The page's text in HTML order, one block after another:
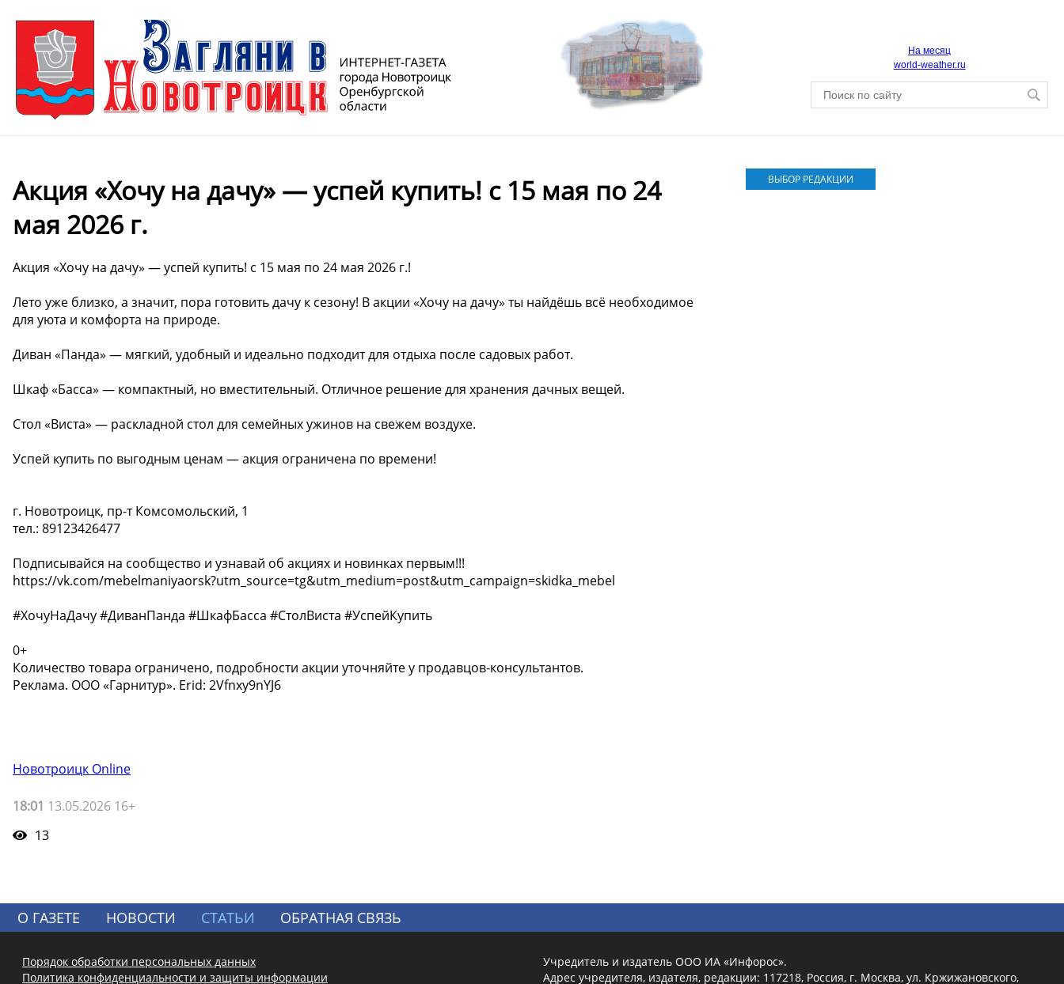
На месяц
world-weather.ru
Акция «Хочу на дачу» — успей купить! с 15 мая по 24
мая 2026 г.
Акция «Хочу на дачу» — успей купить! с 15 мая по 24 мая 2026 г.!
Лето уже близко, а значит, пора готовить дачу к сезону! В акции «Хочу на дачу» ты найдёшь всё необходимое
для уюта и комфорта на природе.
Диван «Панда» — мягкий, удобный и идеально подходит для отдыха после садовых работ.
Шкаф «Басса» — компактный, но вместительный. Отличное решение для хранения дачных вещей.
Стол «Виста» — раскладной стол для семейных ужинов на свежем воздухе.
Успей купить по выгодным ценам — акция ограничена по времени!
г. Новотроицк, пр-т Комсомольский, 1
тел.: 89123426477
️Подписывайся на сообщество и узнавай об акциях и новинках первым!!!️
https://vk.com/mebelmaniyaorsk?utm_source=tg&utm_medium=post&utm_campaign=skidka_mebel
#ХочуНаДачу #ДиванПанда #ШкафБасса #СтолВиста #УспейКупить
0+
Количество товара ограничено, подробности акции уточняйте у продавцов-консультантов.
Реклама. ООО «Гарнитур». Erid: 2Vfnxy9nYJ6
Новотроицк Online
18:01 13.05.2026 16+
13
ВЫБОР РЕДАКЦИИ
О ГАЗЕТЕ НОВОСТИ СТАТЬИ ОБРАТНАЯ СВЯЗЬ
Порядок обработки персональных данных
Политика конфиденциальности и защиты информации
Учредитель и издатель ООО ИА «Инфорос».
Адрес учредителя, издателя, редакции: 117218, Россия, г. Москва, ул. Кржижановского,